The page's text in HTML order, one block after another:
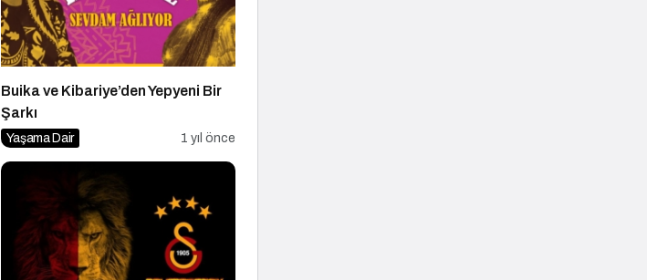
Buika ve Kibariye’den Yepyeni Bir
Şarkı
Yaşama Dair 1 yıl önce